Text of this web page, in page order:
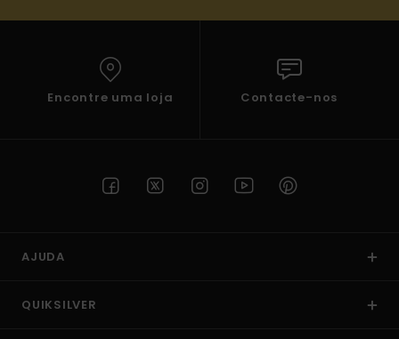
Encontre uma loja Contacte-nos
AJUDA
QUIKSILVER